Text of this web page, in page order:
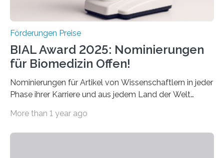
Förderungen Preise
BIAL Award 2025: Nominierungen
für Biomedizin Offen!
Nominierungen für Artikel von Wissenschaftlern in jeder
Phase ihrer Karriere und aus jedem Land der Welt
Leben gerufen, um die bemerkenswertesten
More than 1 year ago